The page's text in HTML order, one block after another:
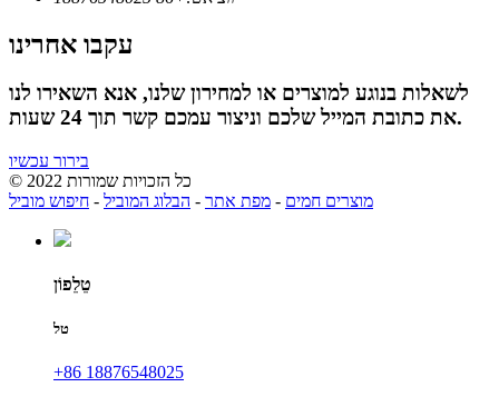
עקבו אחרינו
לשאלות בנוגע למוצרים או למחירון שלנו, אנא השאירו לנו
את כתובת המייל שלכם וניצור עמכם קשר תוך 24 שעות.
בירור עכשיו
© כל הזכויות שמורות 2022
מוצרים חמים - מפת אתר - הבלוג המוביל - חיפוש מוביל
טֵלֵפוֹן
טל
+86 18876548025